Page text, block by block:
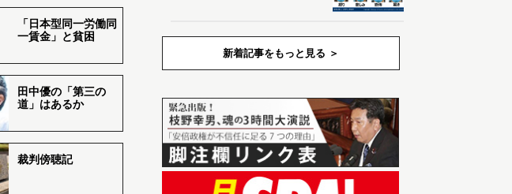
「日本型同一労働同
一賃金」と貧困
田中優の「第三の
道」はあるか
裁判傍聴記
新着記事をもっと見る